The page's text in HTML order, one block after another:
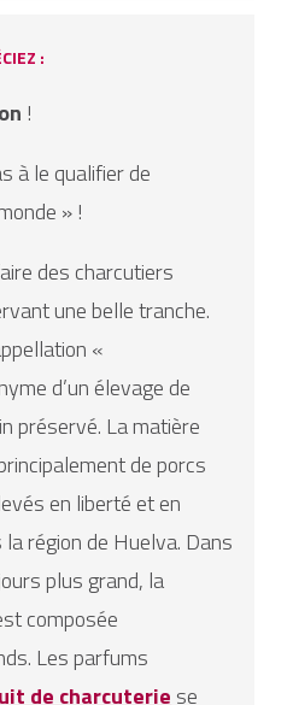
:
!
à le qualifier de
» !
des charcutiers
une belle tranche.
«
d’un élevage de
préservé. La matière
de porcs
en liberté et en
région de Huelva. Dans
plus grand, la
composée
Les parfums
de charcuterie se